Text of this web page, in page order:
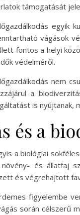
támogatását
egyik
vágások
fontos a helyi
védelméről.
nem
a
is nyújtanak,
és a
a biológiai
növény- és állatfaj
és végrehajtott
figyelembe
során célszerű